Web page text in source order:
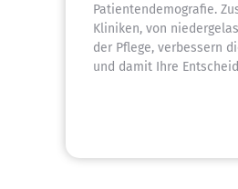
Patientendemografie.
Kliniken, von
der Pflege, verbessern
und damit Ihre